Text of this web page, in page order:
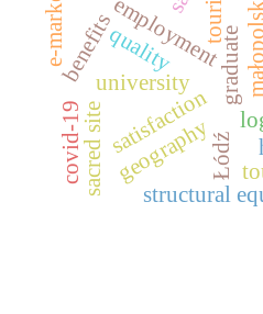
graduate
employment
university
Łódź
quality
satisfaction
benefits
structural
tourist
geography
sacred site
covid-19